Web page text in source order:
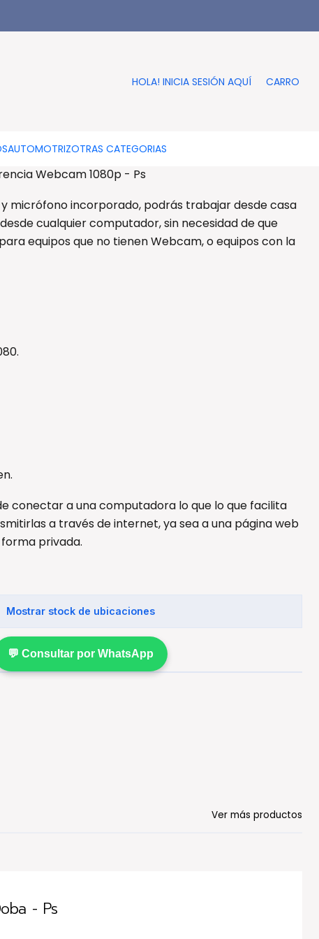
HOLA! INICIA SESIÓN AQUÍ CARRO
AUTOMOTRIZOTRAS CATEGORIAS
Webcam
1080p - Ps
DESCRIPCIÓN
Webcam 1080p - Ps
y micrófono incorporado, podrás trabajar desde casa
cualquier computador, sin necesidad de que
equipos que no tienen Webcam, o equipos con la
conectar a una computadora lo que lo que facilita
a través de internet, ya sea a una página web
privada.
Mostrar stock de ubicaciones
💬 Consultar por WhatsApp
Ver más productos
- Ps